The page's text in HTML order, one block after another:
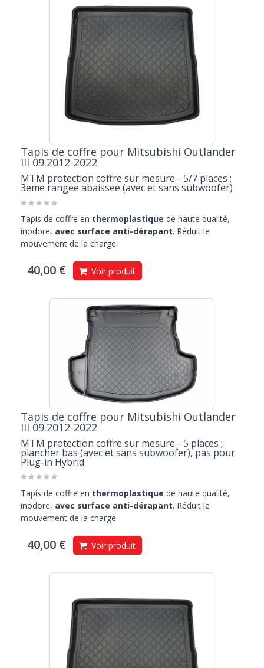
Tapis de coffre pour Mitsubishi Outlander
III 09.2012-2022
MTM protection coffre sur mesure - 5/7 places ;
3eme rangee abaissee (avec et sans subwoofer)
Tapis de coffre en thermoplastique de haute qualité,
inodore, avec surface anti-dérapant. Réduit le
mouvement de la charge.
40,00 € Voir produit
Tapis de coffre pour Mitsubishi Outlander
III 09.2012-2022
MTM protection coffre sur mesure - 5 places ;
plancher bas (avec et sans subwoofer), pas pour
Plug-in Hybrid
Tapis de coffre en thermoplastique de haute qualité,
inodore, avec surface anti-dérapant. Réduit le
mouvement de la charge.
40,00 € Voir produit